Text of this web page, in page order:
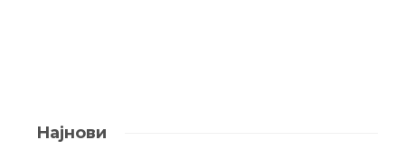
Најнови